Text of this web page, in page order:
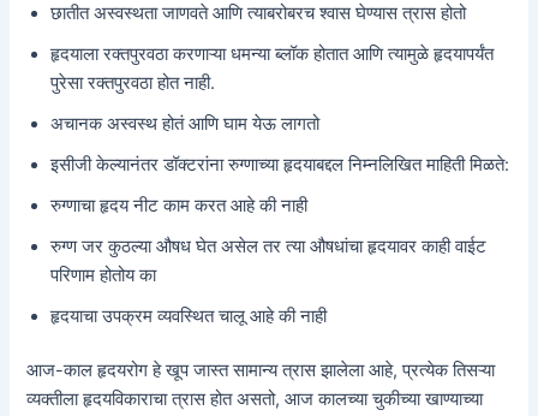
छातीत अस्वस्थता जाणवते आणि त्याबरोबरच श्वास घेण्यास त्रास होतो
हृदयाला रक्तपुरवठा करणाऱ्या धमन्या ब्लॉक होतात आणि त्यामुळे हृदयापर्यंत
पुरेसा रक्तपुरवठा होत नाही.
अचानक अस्वस्थ होतं आणि घाम येऊ लागतो
इसीजी केल्यानंतर डॉक्टरांना रुग्णाच्या हृदयाबद्दल निम्नलिखित माहिती मिळते:
रुग्णाचा हृदय नीट काम करत आहे की नाही
रुग्ण जर कुठल्या औषध घेत असेल तर त्या औषधांचा हृदयावर काही वाईट
परिणाम होतोय का
हृदयाचा उपक्रम व्यवस्थित चालू आहे की नाही
आज-काल हृदयरोग हे खूप जास्त सामान्य त्रास झालेला आहे, प्रत्येक तिसऱ्या
व्यक्तीला हृदयविकाराचा त्रास होत असतो, आज कालच्या चुकीच्या खाण्याच्या